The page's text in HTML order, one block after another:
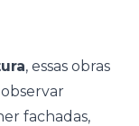
, essas obras
fachadas,